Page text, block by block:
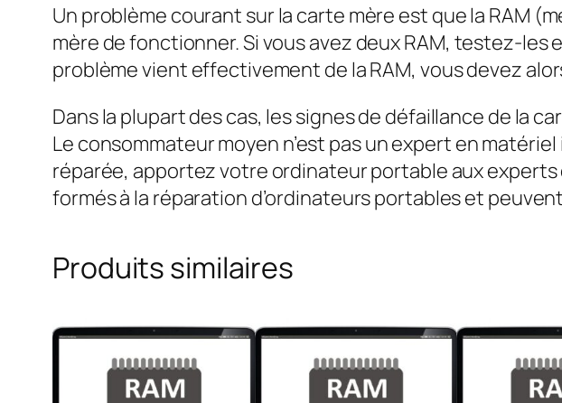
Un problème courant sur la carte mère est que la RAM
mère de fonctionner. Si vous avez deux RAM, testez-
problème vient effectivement de la RAM, vous devez
Dans la plupart des cas, les signes de défaillance de la
Le consommateur moyen n’est pas un expert en
réparée, apportez votre ordinateur portable aux
formés à la réparation d’ordinateurs portables et
Produits similaires